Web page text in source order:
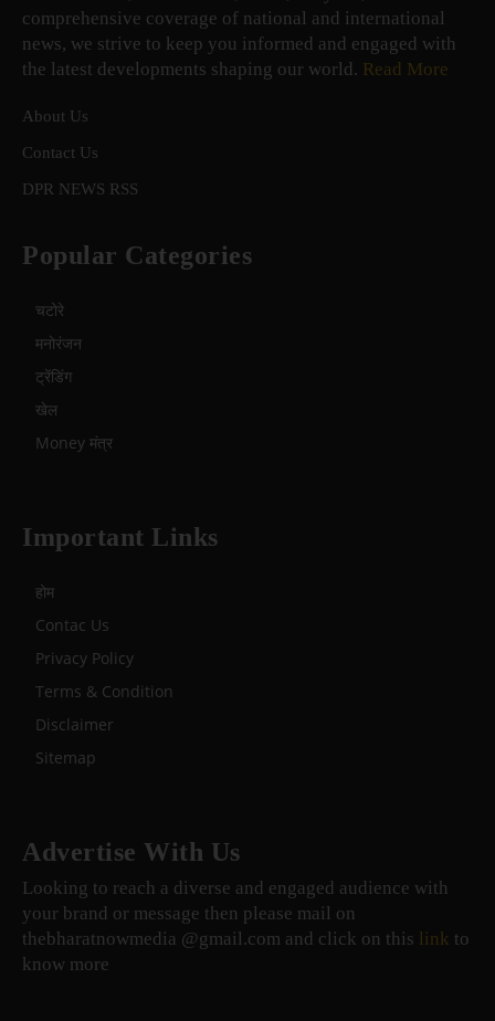
comprehensive coverage of national and international
news, we strive to keep you informed and engaged with
the latest developments shaping our world. Read More
About Us
Contact Us
DPR NEWS RSS
Popular Categories
चटोरे
मनोरंजन
ट्रेंडिंग
खेल
Money मंत्र
Important Links
होम
Contac Us
Privacy Policy
Terms & Condition
Disclaimer
Sitemap
Advertise With Us
Looking to reach a diverse and engaged audience with
your brand or message then please mail on
thebharatnowmedia @gmail.com and click on this link to
know more